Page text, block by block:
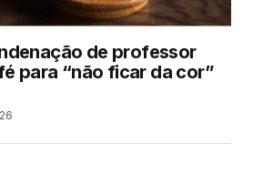
de professor
para “não ficar da cor”